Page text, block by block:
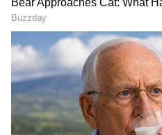
Varun Tej: ఎన్టీఆర్ మాత్రమే
కాదు.. కృష్ణ, చిరంజీవిపై కూడా..
నందమూరి అభిమానుల ట్రోలింగ్
కి వరుణ్ తేజ్ రిప్లై